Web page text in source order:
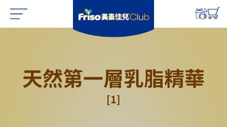
天然第一層乳﻿脂精﻿華
[1]